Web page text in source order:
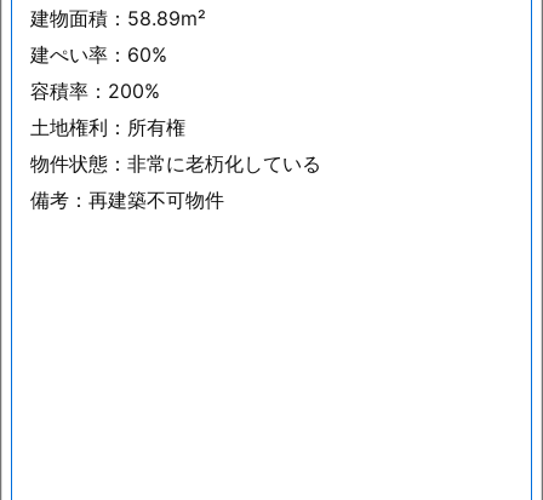
建物面積：58.89m²
建ぺい率：60%
容積率：200%
土地権利：所有権
物件状態：非常に老杤化している
備考：再建築不可物件